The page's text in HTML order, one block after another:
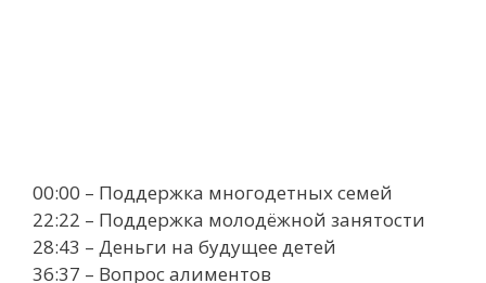
00:00 – Поддержка многодетных семей
22:22 – Поддержка молодёжной занятости
28:43 – Деньги на будущее детей
36:37 – Вопрос алиментов